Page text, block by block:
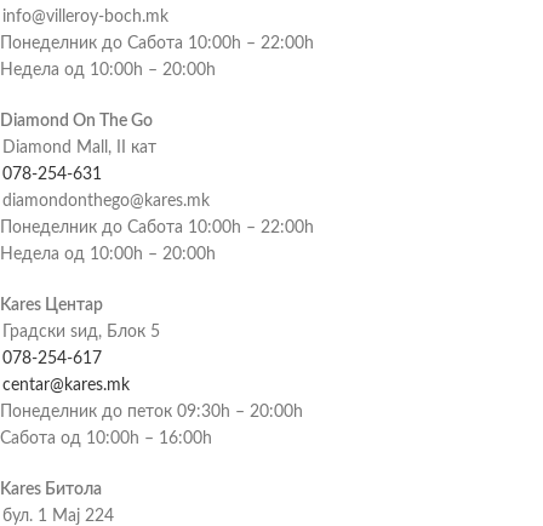
info@villeroy-boch.mk
Понеделник до Сабота 10:00h – 22:00h
Недела од 10:00h – 20:00h
Diamond On The Go
Diamond Mall, II кат
078-254-631
diamondonthego@kares.mk
Понеделник до Сабота 10:00h – 22:00h
Недела од 10:00h – 20:00h
Kares Центар
Градски ѕид, Блок 5
078-254-617
centar@kares.mk
Понеделник до петок 09:30h – 20:00h
Сабота од 10:00h – 16:00h
Kares Битола
бул. 1 Мај 224